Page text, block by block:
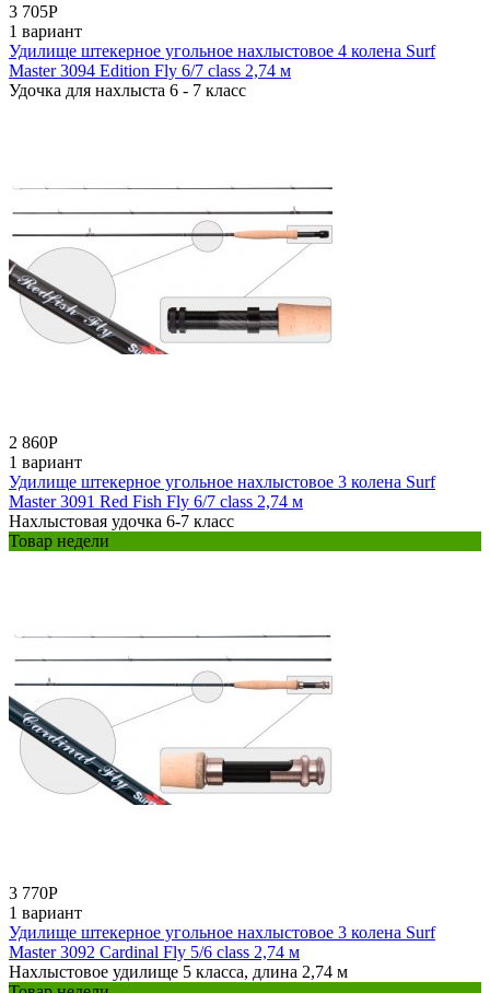
3 705Р
1 вариант
Удилище штекерное угольное нахлыстовое 4 колена Surf
Master 3094 Edition Fly 6/7 class 2,74 м
Удочка для нахлыста 6 - 7 класс
2 860Р
1 вариант
Удилище штекерное угольное нахлыстовое 3 колена Surf
Master 3091 Red Fish Fly 6/7 class 2,74 м
Нахлыстовая удочка 6-7 класс
Товар недели
3 770Р
1 вариант
Удилище штекерное угольное нахлыстовое 3 колена Surf
Master 3092 Cardinal Fly 5/6 class 2,74 м
Нахлыстовое удилище 5 класса, длина 2,74 м